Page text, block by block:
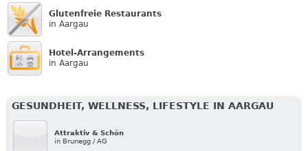
Glutenfreie Restaurants
in Aargau
Hotel-Arrangements
in Aargau
GESUNDHEIT, WELLNESS, LIFESTYLE IN AARGAU
Attraktiv & Schön
in Brunegg / AG